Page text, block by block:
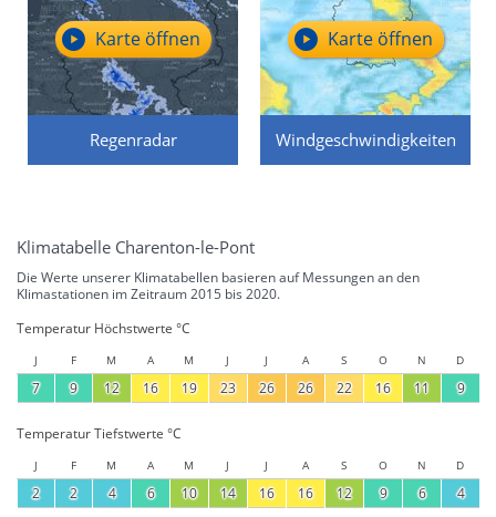
Regenradar
Karte öffnen
Windgeschwindigkeiten
Karte öffnen
Klimatabelle Charenton-le-Pont
Die Werte unserer Klimatabellen basieren auf Messungen an den
Klimastationen im Zeitraum 2015 bis 2020.
Temperatur Höchstwerte °C
J F M A M J J A S O N D
7 9 12 16 19 23 26 26 22 16 11 9
Temperatur Tiefstwerte °C
J F M A M J J A S O N D
2 2 4 6 10 14 16 16 12 9 6 4